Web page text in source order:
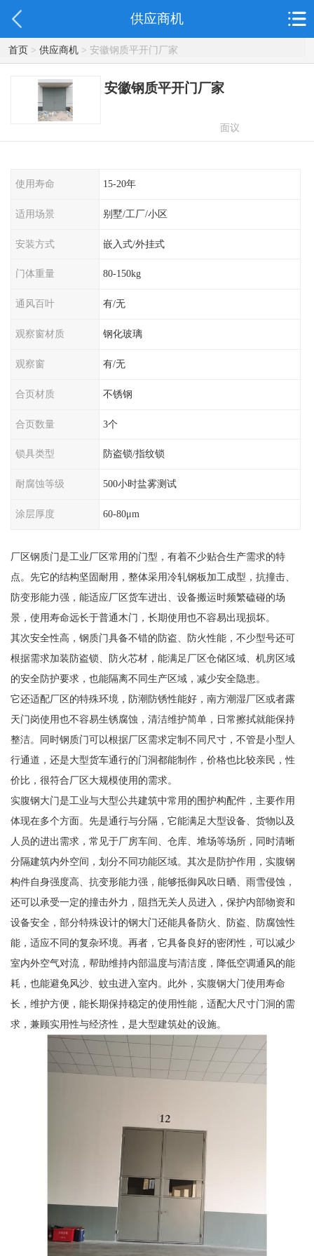
供应商机
首页> 供应商机> 安徽钢质平开门厂家
安徽钢质平开门厂家
面议
使用寿命 15-20年
适用场景 别墅/工厂/小区
安装方式 嵌入式/外挂式
门体重量 80-150kg
通风百叶 有/无
观察窗材质 钢化玻璃
观察窗 有/无
合页材质 不锈钢
合页数量 3个
锁具类型 防盗锁/指纹锁
耐腐蚀等级 500小时盐雾测试
涂层厚度 60-80μm
厂区钢质门是工业厂区常用的门型，有着不少贴合生产需求的特
点。先它的结构坚固耐用，整体采用冷轧钢板加工成型，抗撞击、
防变形能力强，能适应厂区货车进出、设备搬运时频繁磕碰的场
景，使用寿命远长于普通木门，长期使用也不容易出现损坏。
其次安全性高，钢质门具备不错的防盗、防火性能，不少型号还可
根据需求加装防盗锁、防火芯材，能满足厂区仓储区域、机房区域
的安全防护要求，也能隔离不同生产区域，减少安全隐患。
它还适配厂区的特殊环境，防潮防锈性能好，南方潮湿厂区或者露
天门岗使用也不容易生锈腐蚀，清洁维护简单，日常擦拭就能保持
整洁。同时钢质门可以根据厂区需求定制不同尺寸，不管是小型人
行通道，还是大型货车通行的门洞都能制作，价格也比较亲民，性
价比，很符合厂区大规模使用的需求。
实腹钢大门是工业与大型公共建筑中常用的围护构配件，主要作用
体现在多个方面。先是通行与分隔，它能满足大型设备、货物以及
人员的进出需求，常见于厂房车间、仓库、堆场等场所，同时清晰
分隔建筑内外空间，划分不同功能区域。其次是防护作用，实腹钢
构件自身强度高、抗变形能力强，能够抵御风吹日晒、雨雪侵蚀，
还可以承受一定的撞击外力，阻挡无关人员进入，保护内部物资和
设备安全，部分特殊设计的钢大门还能具备防火、防盗、防腐蚀性
能，适应不同的复杂环境。再者，它具备良好的密闭性，可以减少
室内外空气对流，帮助维持内部温度与清洁度，降低空调通风的能
耗，也能避免风沙、蚊虫进入室内。此外，实腹钢大门使用寿命
长，维护方便，能长期保持稳定的使用性能，适配大尺寸门洞的需
求，兼顾实用性与经济性，是大型建筑处的设施。